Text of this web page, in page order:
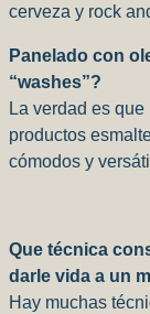
cerveza y rock
Panelado con
“washes”?
La verdad es
productos
cómodos y
Que técnica
darle vida a un
Hay muchas